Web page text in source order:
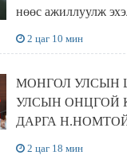
нөөс ажиллуулж
2 цаг 10 мин
МОНГОЛ УЛСЫН
УЛСЫН ОНЦГОЙ
ДАРГА
2 цаг 18 мин